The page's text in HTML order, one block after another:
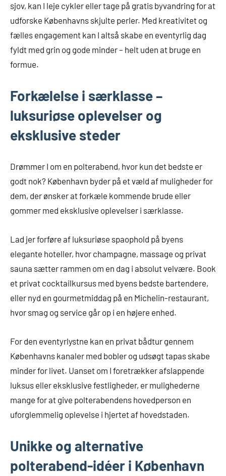
sjov, kan I leje cykler eller tage på gratis byvandring for at
udforske Københavns skjulte perler. Med kreativitet og
fælles engagement kan I altså skabe en eventyrlig dag
fyldt med grin og gode minder – helt uden at bruge en
formue.
Forkælelse i særklasse –
luksuriøse oplevelser og
eksklusive steder
Drømmer I om en polterabend, hvor kun det bedste er
godt nok? København byder på et væld af muligheder for
dem, der ønsker at forkæle kommende brude eller
gommer med eksklusive oplevelser i særklasse.
Lad jer forføre af luksuriøse spaophold på byens
elegante hoteller, hvor champagne, massage og privat
sauna sætter rammen om en dag i absolut velvære. Book
et privat cocktailkursus med byens bedste bartendere,
eller nyd en gourmetmiddag på en Michelin-restaurant,
hvor smag og service går op i en højere enhed.
For den eventyrlystne kan en privat bådtur gennem
Københavns kanaler med bobler og udsøgt tapas skabe
minder for livet. Uanset om I foretrækker afslappende
luksus eller eksklusive festligheder, er mulighederne
mange for at give polterabendens hovedperson en
uforglemmelig oplevelse i hjertet af hovedstaden.
Unikke og alternative
polterabend-idéer i København